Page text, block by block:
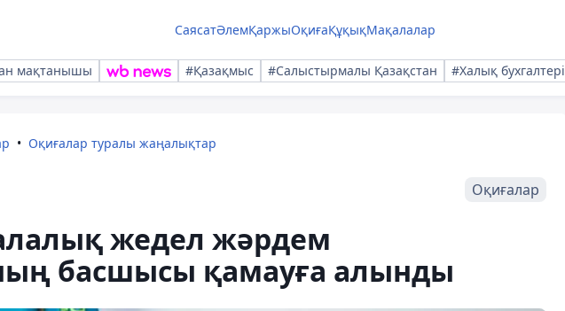
СаясатӘлемҚаржыОқиғаҚұқықМақалалар
мақтанышы #Қазақмыс #Салыстырмалы Қазақстан #Халық бухгалтері
Оқиғалар туралы жаңалықтар
Оқиғалар
жедел жәрдем
басшысы қамауға алынды